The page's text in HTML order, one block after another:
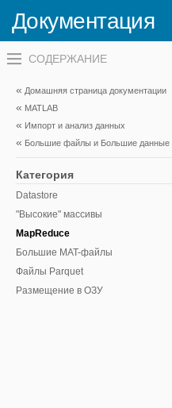
Документация
Переключатель
навигационного
вне
холста
переключатель
навигационного
вне
Домашняя страница документации
MATLAB
Импорт и анализ данных
Большие файлы и Большие данные
Категория
Datastore
"Высокие" массивы
MapReduce
Большие MAT-файлы
Файлы Parquet
Размещение в ОЗУ